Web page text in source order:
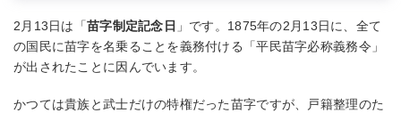
2月13日は「苗字制定記念日 」です。1875年の2月13日に、全て
の国民に苗字を名乗ることを義務付ける「平民苗字必称義務令」
が出されたことに因んでいます。
かつては貴族と武士だけの特権だった苗字ですが、戸籍整理のた